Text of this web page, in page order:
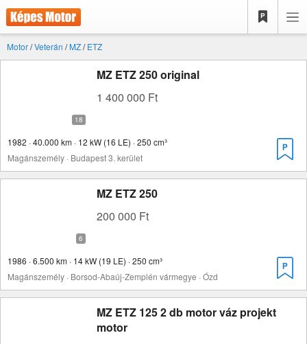
Motor/Veterán /MZ/ETZ
MZ ETZ 250 original
1 400 000 Ft
1982 · 40.000 km · 12 kW (16 LE) · 250 cm³
Magánszemély · Budapest 3. kerület
MZ ETZ 250
200 000 Ft
1986 · 6.500 km · 14 kW (19 LE) · 250 cm³
Magánszemély · Borsod-Abaúj-Zemplén vármegye · Ózd
MZ ETZ 125 2 db motor váz projekt
motor